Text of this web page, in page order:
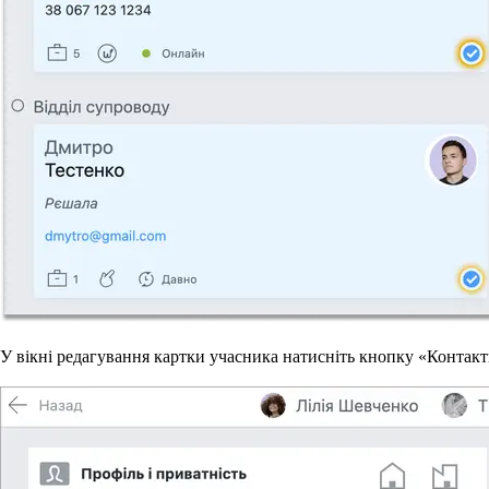
У вікні редагування картки учасника натисніть кнопку